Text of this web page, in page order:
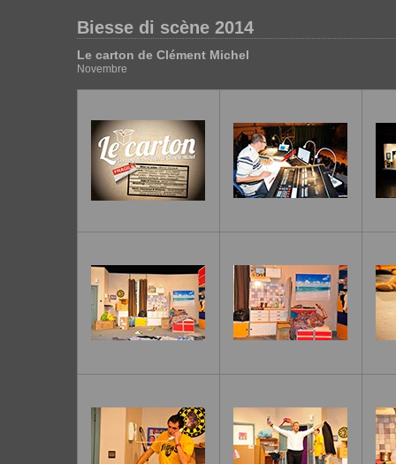
Biesse di scène 2014
Le carton de Clément Michel
Novembre